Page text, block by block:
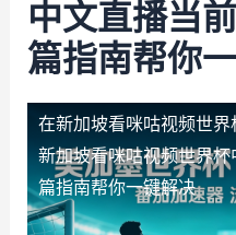
中文直播当
篇指南帮你
在新加坡看咪咕视频世
新加坡看咪咕视频世界
篇指南帮你一键解决